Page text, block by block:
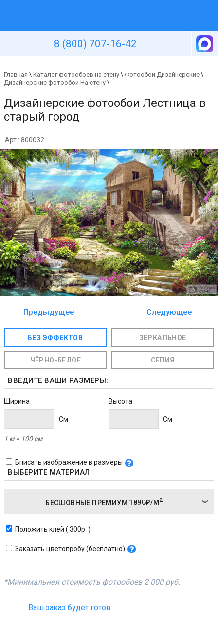
8 (800) 707-16-42
Главная \ Каталог фотообоев на стену \ Фотообои Дизайнерские \
Дизайнерские фотообои На стену \
Дизайнерские фотообои Лестница в
старый город
Арт.: 800032
Предыдущее
Следующее
БЕЗ ЭФФЕКТОВ ЗЕРКАЛЬНОЕ
ЧЁРНО-БЕЛОЕ СЕПИЯ
ВВЕДИТЕ ВАШИ РАЗМЕРЫ:
Ширина
Cм
Высота
Cм
1 м = 100 см
Вписать изображение в размеры
ВЫБЕРИТЕ МАТЕРИАЛ:
БЕСШОВНЫЕ ПРЕМИУМ 1890₽/М 2
Положить клей ( 300р. )
Заказать цветопробу (бесплатно)
*Минимальная стоимость фотообоев 2 000 руб.
Ваш заказ будет готов